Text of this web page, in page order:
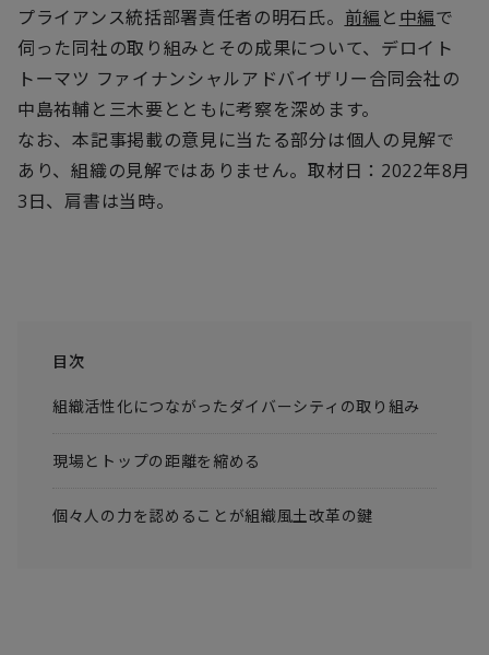
プライアンス統括部署責任者の明石氏。 前編 と 中編で
伺った同社の取り組みとその成果について、デロイト
トーマツ ファイナンシャルアドバイザリー合同会社の
中島祐輔と三木要とともに考察を深めます。
なお、本記事掲載の意見に当たる部分は個人の見解で
あり、組織の見解ではありません。取材日：2022年8月
3日、肩書は当時。
目次
組織活性化につながったダイバーシティの取り組み
現場とトップの距離を縮める
個々人の力を認めることが組織風土改革の鍵